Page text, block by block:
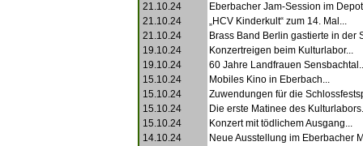
21.10.24
Eberbacher Jam-Session im
21.10.24
„HCV Kinderkult“ zum 14. Mal...
21.10.24
Brass Band Berlin gastierte in der
19.10.24
Konzertreigen beim Kulturlabor...
19.10.24
60 Jahre Landfrauen
15.10.24
Mobiles Kino in Eberbach...
15.10.24
Zuwendungen für die
15.10.24
Die erste Matinee des
15.10.24
Konzert mit tödlichem Ausgang...
14.10.24
Neue Ausstellung im Eberbacher